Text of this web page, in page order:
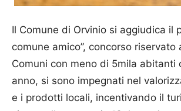
Il Comune di Orvinio si aggiudica il
comune amico”, concorso riservato
Comuni con meno di 5mila abitanti
anno, si sono impegnati nel
e i prodotti locali, incentivando il